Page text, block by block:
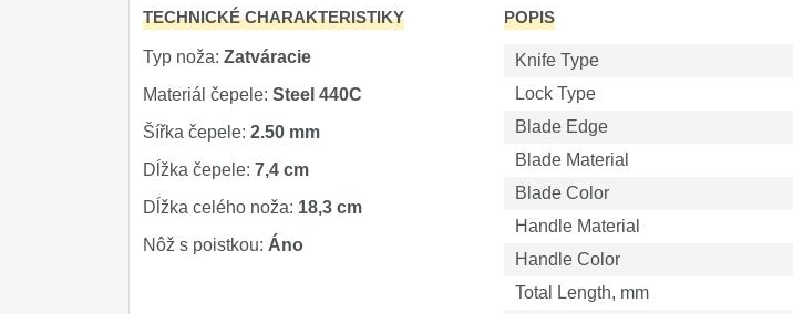
TECHNICKÉ CHARAKTERISTIKY
Typ noža: Zatváracie
Materiál čepele: Steel 440C
Šířka čepele: 2.50 mm
Dĺžka čepele: 7,4 cm
Dĺžka celého noža: 18,3 cm
Nôž s poistkou: Áno
POPIS
Knife Type
Lock Type
Blade Edge
Blade Material
Blade Color
Handle Material
Handle Color
Total Length, mm